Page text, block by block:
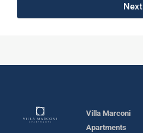
Next
Villa Marconi
Apartments